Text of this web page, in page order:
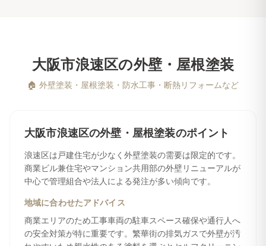
大阪市浪速区の外壁・屋根塗装
🏠 外壁塗装・屋根塗装・防水工事・断熱リフォームなど
大阪市浪速区の外壁・屋根塗装のポイント
浪速区は戸建住宅が少なく外壁塗装の需要は限定的です。
商業ビル兼住宅やマンション共用部の外壁リニューアルが
中心で管理組合や法人による発注が多い傾向です。
地域に合わせたアドバイス
商業エリアのため工事車両の駐車スペース確保や通行人へ
の安全対策が特に重要です。繁華街の排気ガスで外壁が汚